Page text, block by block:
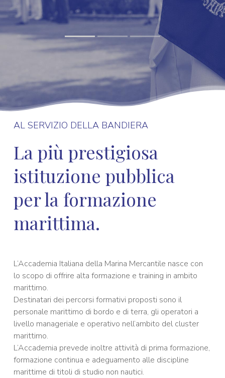
AL SERVIZIO DELLA BANDIERA
La più prestigiosa
istituzione pubblica
per la formazione
marittima.
L’Accademia Italiana della Marina Mercantile nasce con
lo scopo di offrire alta formazione e training in ambito
marittimo.
Destinatari dei percorsi formativi proposti sono il
personale marittimo di bordo e di terra, gli operatori a
livello manageriale e operativo nell’ambito del cluster
marittimo.
L’Accademia prevede inoltre attività di prima formazione,
formazione continua e adeguamento alle discipline
marittime di titoli di studio non nautici.